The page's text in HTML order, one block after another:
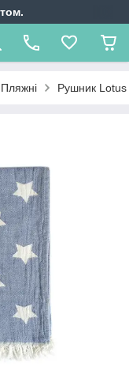
Пляжні Рушник